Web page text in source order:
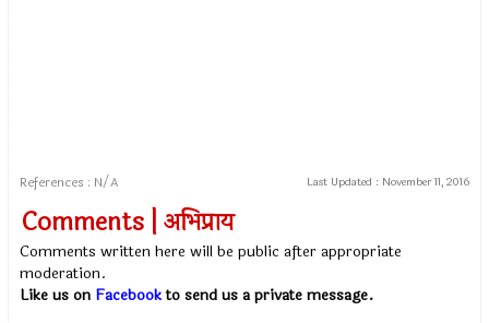
References : N/A Last Updated : November 11, 2016
Comments | अभिप्राय
Comments written here will be public after appropriate
moderation.
Like us on Facebookto send us a private message.